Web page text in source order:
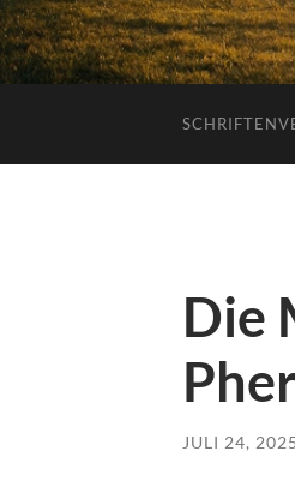
Die
JULI 24, 2025